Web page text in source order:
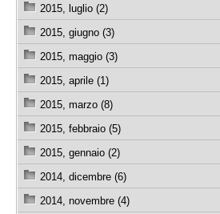
2015, luglio (2)
2015, giugno (3)
2015, maggio (3)
2015, aprile (1)
2015, marzo (8)
2015, febbraio (5)
2015, gennaio (2)
2014, dicembre (6)
2014, novembre (4)